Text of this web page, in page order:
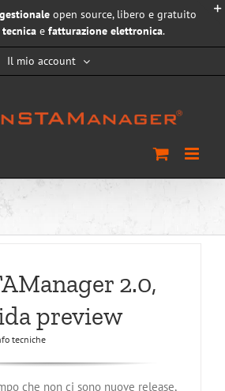
gestionaleopen source, libero e gratuito
tecnica e fatturazione elettronica.
Il mio account
2.0,
preview
tecniche
che non ci sono nuove release,